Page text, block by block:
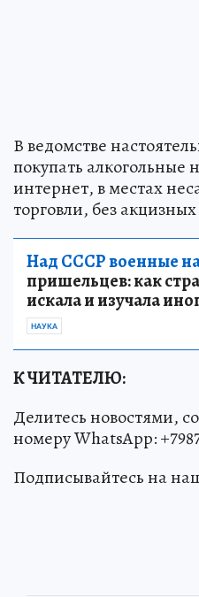
В ведомстве
покупать алкогольные
интернет, в местах
торговли, без
Над СССР военные
пришельцев: как
искала и изучала
НАУКА
К ЧИТАТЕЛЮ:
Делитесь новостями,
номеру WhatsApp:
Подписывайтесь на